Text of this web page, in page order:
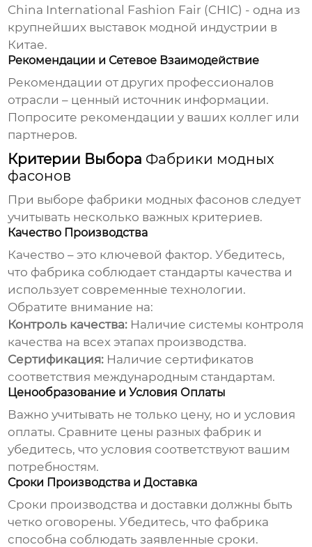
China International Fashion Fair (CHIC) - одна из
крупнейших выставок модной индустрии в
Китае.
Рекомендации и Сетевое Взаимодействие
Рекомендации от других профессионалов
отрасли – ценный источник информации.
Попросите рекомендации у ваших коллег или
партнеров.
Критерии Выбора Фабрики модных
фасонов
При выборе фабрики модных фасонов следует
учитывать несколько важных критериев.
Качество Производства
Качество – это ключевой фактор. Убедитесь,
что фабрика соблюдает стандарты качества и
использует современные технологии.
Обратите внимание на:
Контроль качества: Наличие системы контроля
качества на всех этапах производства.
Сертификация: Наличие сертификатов
соответствия международным стандартам.
Ценообразование и Условия Оплаты
Важно учитывать не только цену, но и условия
оплаты. Сравните цены разных фабрик и
убедитесь, что условия соответствуют вашим
потребностям.
Сроки Производства и Доставка
Сроки производства и доставки должны быть
четко оговорены. Убедитесь, что фабрика
способна соблюдать заявленные сроки.